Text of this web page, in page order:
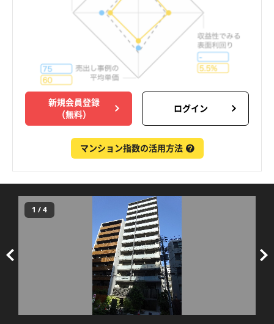
新規会員登録
（無料）
ログイン
マンション指数の活用方法
1 /4